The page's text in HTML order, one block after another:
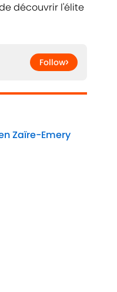
découvrir l'élite
Follow
Zaïre-Emery